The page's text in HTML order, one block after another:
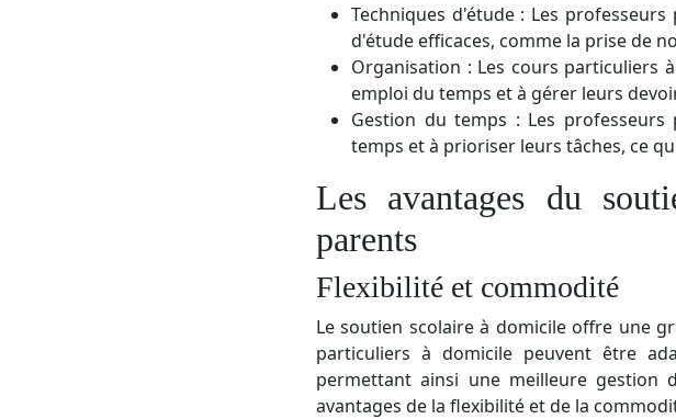
Techniques d'étude : Les
d'étude efficaces, comme la prise de
Organisation : Les cours particuliers
emploi du temps et à gérer leurs
Gestion du temps : Les
temps et à prioriser leurs tâches, ce
Les avantages du
parents
Flexibilité et commodité
Le soutien scolaire à domicile offre une
particuliers à domicile peuvent être
permettant ainsi une meilleure gestion
avantages de la flexibilité et de la